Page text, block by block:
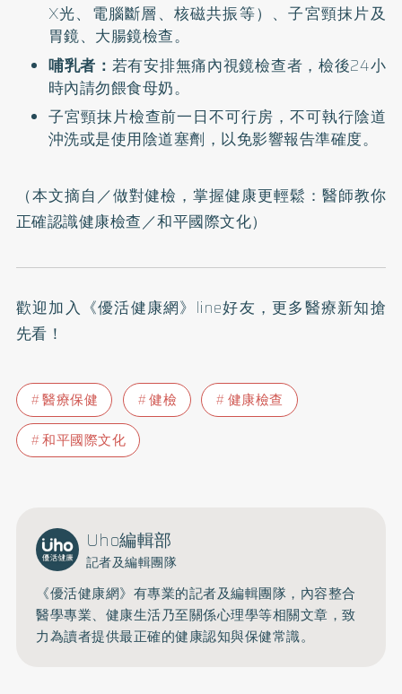
X光、電腦斷層、核磁共振等）、子宮頸抹片及
胃鏡、大腸鏡檢查。
哺乳者： 若有安排無痛內視鏡檢查者，檢後24小
時內請勿餵食母奶。
子宮頸抹片檢查前一日不可行房，不可執行陰道
沖洗或是使用陰道塞劑，以免影響報告準確度。
（本文摘自／做對健檢，掌握健康更輕鬆：醫師教你
正確認識健康檢查／和平國際文化）
歡迎加入 《優活健康網》line好友 ，更多醫療新知搶
先看！
醫療保健 健檢
健康檢查
和平國際文化
Uho編輯部
記者及編輯團隊
《優活健康網》有專業的記者及編輯團隊，內容整合
醫學專業、健康生活乃至關係心理學等相關文章，致
力為讀者提供最正確的健康認知與保健常識。